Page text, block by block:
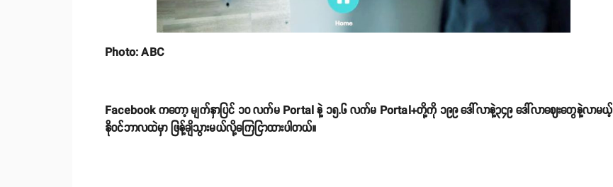
Photo: ABC
Facebook ကတော့ မျက်နှာပြင် ၁၀ လက်မ Portal နဲ့ ၁၅.၆ လက်မ Portal+တို့ကို ၁၉၉ ဒေါ်လာနဲ့၃၄၉ ဒေါ်လာဈေးတွေနဲ့လာမယ့်
နိုဝင်ဘာလထဲမှာ ဖြန့်ချိသွားမယ်လို့ကြေငြာထားပါတယ်။